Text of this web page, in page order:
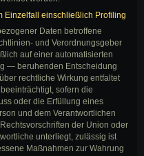
einschließlich Profiling
Daten betroffene
und Verordnungsgeber
auf einer automatisierten
— beruhenden Entscheidung
rechtliche Wirkung entfaltet
sofern die
oder die Erfüllung eines
und dem Verantwortlichen
der Union oder
unterliegt, zulässig ist
Maßnahmen zur Wahrung